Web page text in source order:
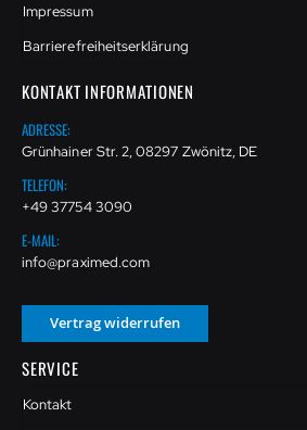
Impressum
Barrierefreiheitserklärung
KONTAKT INFORMATIONEN
ADRESSE:
Grünhainer Str. 2, 08297 Zwönitz, DE
TELEFON:
+49 37754 3090
E-MAIL:
info@praximed.com
Vertrag widerrufen
SERVICE
Kontakt